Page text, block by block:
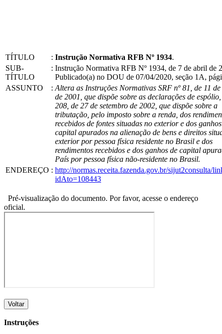
TÍTULO : Instrução Normativa RFB Nº 1934.
SUB-
TÍTULO
: Instrução Normativa RFB Nº 1934, de 7 de abril de
Publicado(a) no DOU de 07/04/2020, seção 1A,
ASSUNTO
: Altera as Instruções Normativas SRF nº 81, de 11
de 2001, que dispõe sobre as declarações de espólio,
208, de 27 de setembro de 2002, que dispõe sobre a
tributação, pelo imposto sobre a renda, dos
recebidos de fontes situadas no exterior e dos
capital apurados na alienação de bens e direitos
exterior por pessoa física residente no Brasil e dos
rendimentos recebidos e dos ganhos de capital
País por pessoa física não-residente no Brasil.
ENDEREÇO : http://normas.receita.fazenda.gov.br/sijut2consulta/
idAto=108443
Pré-visualização do documento. Por favor, acesse o endereço
oficial.
Voltar
Instruções